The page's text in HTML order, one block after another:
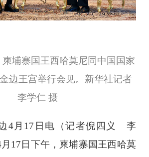
埔寨国王西哈莫尼同中国国家
边王宫举行会见。新华社记者
李学仁 摄
4月17日电（记者倪四义 李
17日下午，柬埔寨国王西哈莫